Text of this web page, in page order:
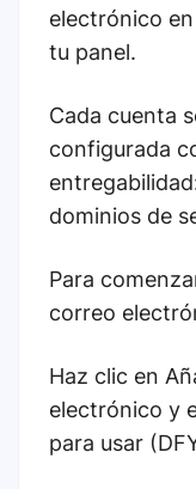
electrónico
tu panel.
Cada cuenta
configurada
dominios de
Para
correo
Haz clic en
electrónico y
para usar